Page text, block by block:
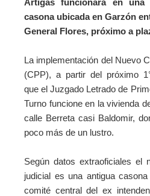
casona ubicada en Garzón
General Flores, próximo a
La implementación del Nuevo
(CPP), a partir del próximo
queel Juzgado Letrado de
Turno funcione en la vivienda
calle Berreta casi Baldomir,
poco más de un lustro.
Según datos extraoficiales el
judicial es una antigua
comité central del ex